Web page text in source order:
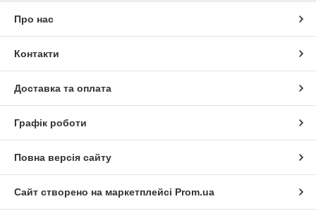
Про нас
Контакти
Доставка та оплата
Графік роботи
Повна версія сайту
Сайт створено на маркетплейсі Prom.ua